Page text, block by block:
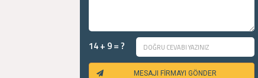
14 + 9 = ?
MESAJI FİRMAYI GÖNDER